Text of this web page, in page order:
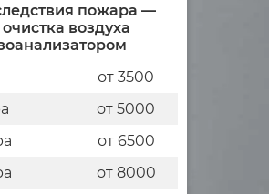
пожара —
воздуха
от 3500
от 5000
от 6500
от 8000